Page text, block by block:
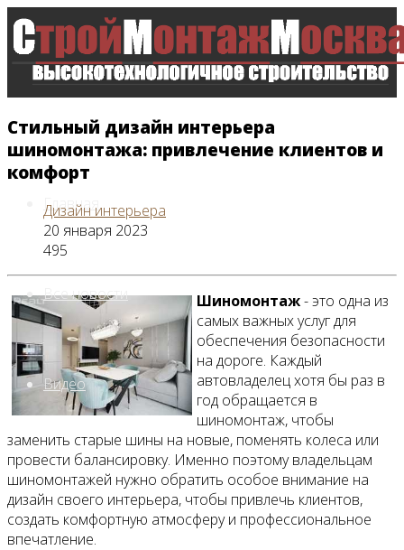
Главная
Все новости
Видео
Стильный дизайн интерьера
шиномонтажа: привлечение клиентов и
комфорт
Дизайн интерьера
20 января 2023
495
Шиномонтаж- это одна из
самых важных услуг для
обеспечения безопасности
на дороге. Каждый
автовладелец хотя бы раз в
год обращается в
шиномонтаж, чтобы
заменить старые шины на новые, поменять колеса или
провести балансировку. Именно поэтому владельцам
шиномонтажей нужно обратить особое внимание на
дизайн своего интерьера, чтобы привлечь клиентов,
создать комфортную атмосферу и профессиональное
впечатление.